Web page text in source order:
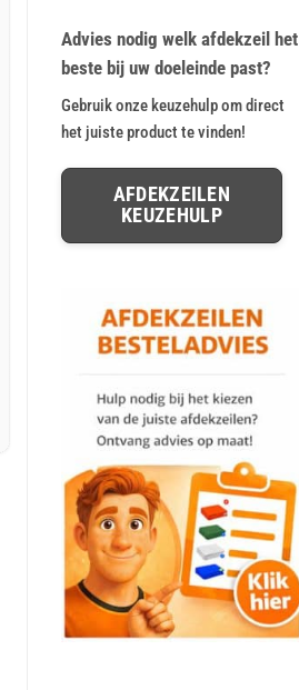
Advies nodig welk afdekzeil het
beste bij uw doeleinde past?
Gebruik onze keuzehulp om direct
het juiste product te vinden!
AFDEKZEILEN
KEUZEHULP